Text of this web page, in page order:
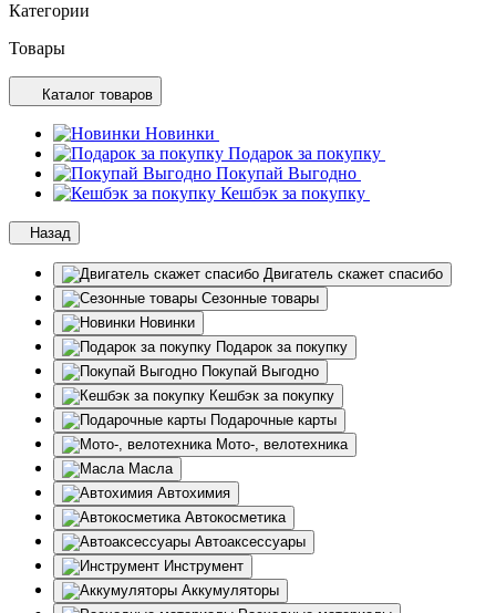
Категории
Товары
Каталог товаров
Новинки
Подарок за покупку
Покупай Выгодно
Кешбэк за покупку
Назад
Двигатель скажет спасибо
Сезонные товары
Новинки
Подарок за покупку
Покупай Выгодно
Кешбэк за покупку
Подарочные карты
Мото-, велотехника
Масла
Автохимия
Автокосметика
Автоаксессуары
Инструмент
Аккумуляторы